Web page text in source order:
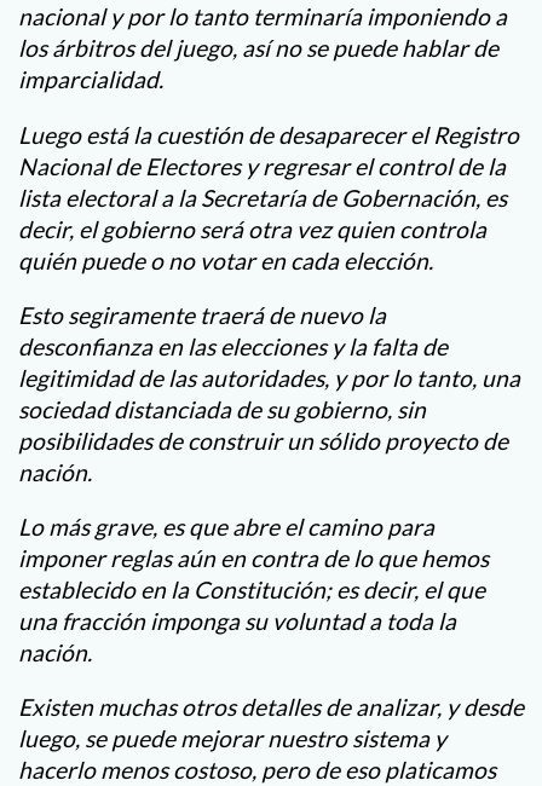
nacional y por lo tanto terminaría imponiendo a
los árbitros del juego, así no se puede hablar de
imparcialidad.
Luego está la cuestión de desaparecer el Registro
Nacional de Electores y regresar el control de la
lista electoral a la Secretaría de Gobernación, es
decir, el gobierno será otra vez quien controla
quién puede o no votar en cada elección.
Esto segiramente traerá de nuevo la
desconfianza en las elecciones y la falta de
legitimidad de las autoridades, y por lo tanto, una
sociedad distanciada de su gobierno, sin
posibilidades de construir un sólido proyecto de
nación.
Lo más grave, es que abre el camino para
imponer reglas aún en contra de lo que hemos
establecido en la Constitución; es decir, el que
una fracción imponga su voluntad a toda la
nación.
Existen muchas otros detalles de analizar, y desde
luego, se puede mejorar nuestro sistema y
hacerlo menos costoso, pero de eso platicamos